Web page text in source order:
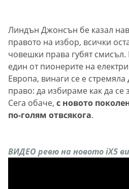
Линдън Джонсън бе казал
правото на избор, всички
човешки права губят смисъл.
един от пионерите на
Европа, винаги се е стремяла
право: да избираме как да се
Сега обаче, с новото
по-голям отвсякога.
ВИДЕО ревю на новото iX5